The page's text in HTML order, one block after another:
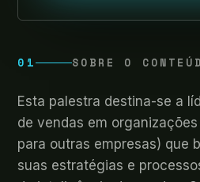
01 SOBRE O
Esta palestra destina-se a
de vendas em
para outras empresas) que
suas estratégias e